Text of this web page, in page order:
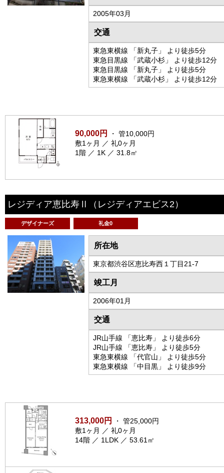
2005年03月
交通
東急東横線 「新丸子」 より徒歩5分
東急目黒線 「武蔵小杉」 より徒歩12分
東急目黒線 「新丸子」 より徒歩5分
東急東横線 「武蔵小杉」 より徒歩12分
90,000円
・ 管10,000円
敷1ヶ月 ／ 礼0ヶ月
1階 ／ 1K ／ 31.8㎡
レジディア恵比寿Ⅱ （レジディアエビス2）
デザイナーズ 礼金0
所在地
東京都渋谷区恵比寿西１丁目21-7
竣工月
2006年01月
交通
JR山手線 「恵比寿」 より徒歩6分
JR山手線 「恵比寿」 より徒歩5分
東急東横線 「代官山」 より徒歩5分
東急東横線 「中目黒」 より徒歩9分
313,000円
・ 管25,000円
敷1ヶ月 ／ 礼0ヶ月
14階 ／ 1LDK ／ 53.61㎡